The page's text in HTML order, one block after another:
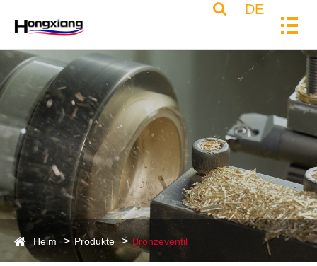
DE
Heim Produkte Bronzeventil